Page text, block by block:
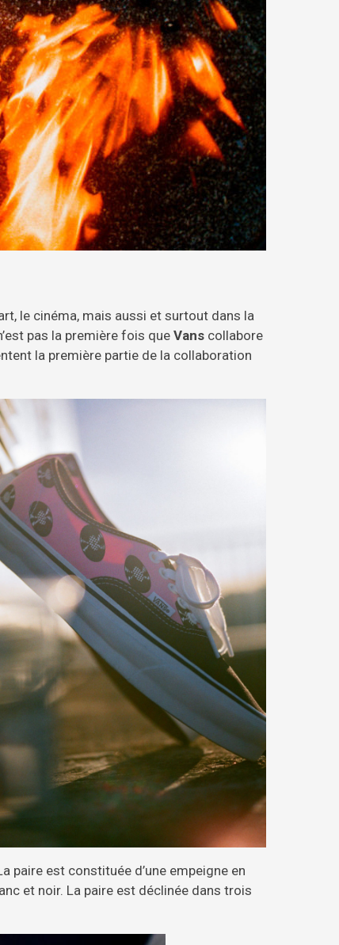
le cinéma, mais aussi et surtout dans la
pas la première fois queVans collabore
la première partie de la collaboration
paire est constituée d’une empeigne en
et noir. La paire est déclinée dans trois